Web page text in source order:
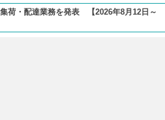
荷・配達業務を発表 【2026年8月12日～